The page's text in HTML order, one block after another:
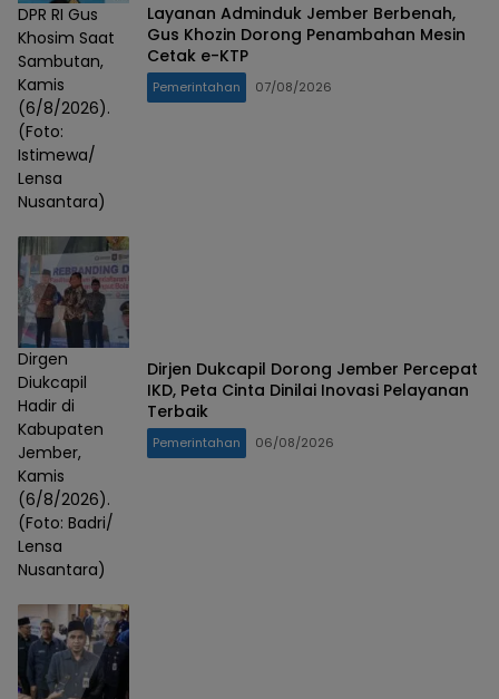
DPR RI Gus
Khosim Saat
Sambutan,
Kamis
(6/8/2026).
(Foto:
Istimewa/
Lensa
Nusantara)
Layanan Adminduk Jember Berbenah,
Gus Khozin Dorong Penambahan Mesin
Cetak e-KTP
Pemerintahan 07/08/2026
Dirgen
Diukcapil
Hadir di
Kabupaten
Jember,
Kamis
(6/8/2026).
(Foto: Badri/
Lensa
Nusantara)
Dirjen Dukcapil Dorong Jember Percepat
IKD, Peta Cinta Dinilai Inovasi Pelayanan
Terbaik
Pemerintahan 06/08/2026